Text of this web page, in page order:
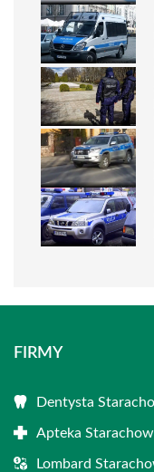
FIRMY
Dentysta
Apteka
Lombard